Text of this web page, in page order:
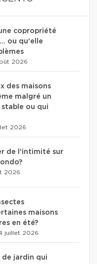
copropriété
ou qu'elle
2026
des maisons
malgré un
ou qui
2026
de l'intimité sur
2026
maisons
en été?
juillet 2026
de jardin qui